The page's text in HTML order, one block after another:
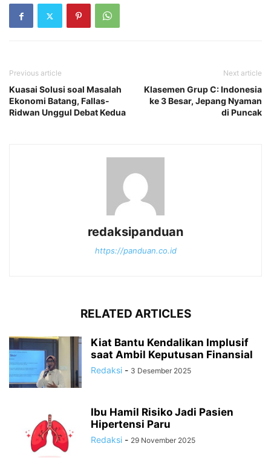
Previous article
Kuasai Solusi soal Masalah
Ekonomi Batang, Fallas-
Ridwan Unggul Debat Kedua
Next article
Klasemen Grup C: Indonesia
ke 3 Besar, Jepang Nyaman
di Puncak
redaksipanduan
https://panduan.co.id
RELATED ARTICLES
Kiat Bantu Kendalikan Implusif
saat Ambil Keputusan Finansial
Redaksi - 3 Desember 2025
Ibu Hamil Risiko Jadi Pasien
Hipertensi Paru
Redaksi - 29 November 2025